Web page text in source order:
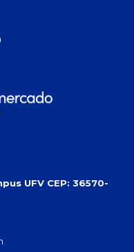
UFV CEP: 36570-